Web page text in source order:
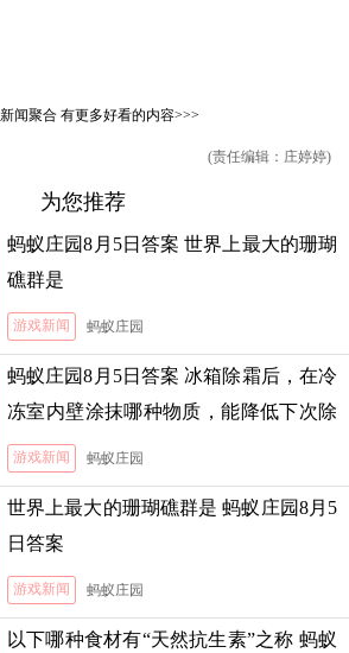
新闻聚合有更多好看的内容>>>
(责任编辑：庄婷婷)
为您推荐
蚂蚁庄园8月5日答案 世界上最大的珊瑚
礁群是
游戏新闻 蚂蚁庄园
蚂蚁庄园8月5日答案 冰箱除霜后，在冷
冻室内壁涂抹哪种物质，能降低下次除
霜的难度
游戏新闻 蚂蚁庄园
世界上最大的珊瑚礁群是 蚂蚁庄园8月5
日答案
游戏新闻 蚂蚁庄园
以下哪种食材有“天然抗生素”之称 蚂蚁